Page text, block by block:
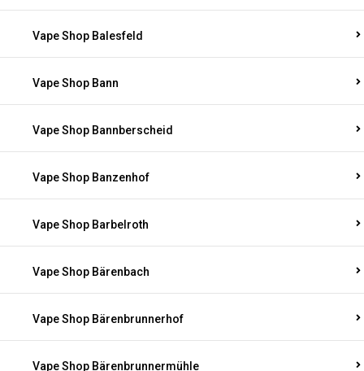
Vape Shop Balesfeld
Vape Shop Bann
Vape Shop Bannberscheid
Vape Shop Banzenhof
Vape Shop Barbelroth
Vape Shop Bärenbach
Vape Shop Bärenbrunnerhof
Vape Shop Bärenbrunnermühle